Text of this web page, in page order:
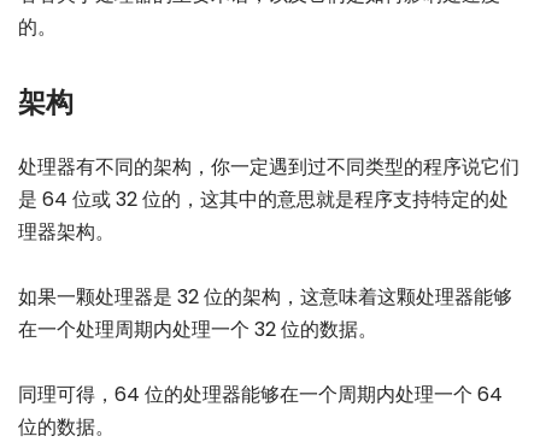
的。
架构
处理器有不同的架构，你一定遇到过不同类型的程序说它们
是 64 位或 32 位的，这其中的意思就是程序支持特定的处
理器架构。
如果一颗处理器是 32 位的架构，这意味着这颗处理器能够
在一个处理周期内处理一个 32 位的数据。
同理可得，64 位的处理器能够在一个周期内处理一个 64
位的数据。